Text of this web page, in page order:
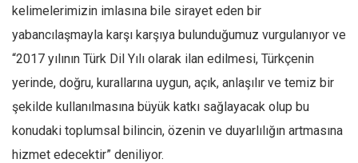
Ömer Kayani
Yusuf Armağan
Hasanali Yıldırım
Leyla Şerif Emin
kelimelerimizin imlasına bile sirayet eden bir
yabancılaşmayla karşı karşıya bulunduğumuz vurgulanıyor ve
“2017 yılının Türk Dil Yılı olarak ilan edilmesi, Türkçenin
yerinde, doğru, kurallarına uygun, açık, anlaşılır ve temiz bir
şekilde kullanılmasına büyük katkı sağlayacak olup bu
konudaki toplumsal bilincin, özenin ve duyarlılığın artmasına
hizmet edecektir” deniliyor.